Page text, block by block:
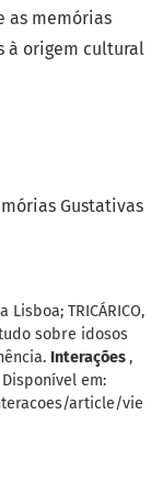
Gustativas
Lisboa; TRICÁRICO,
sobre idosos
Interações,
Disponível em:
article/vie
as memórias
à origem cultural